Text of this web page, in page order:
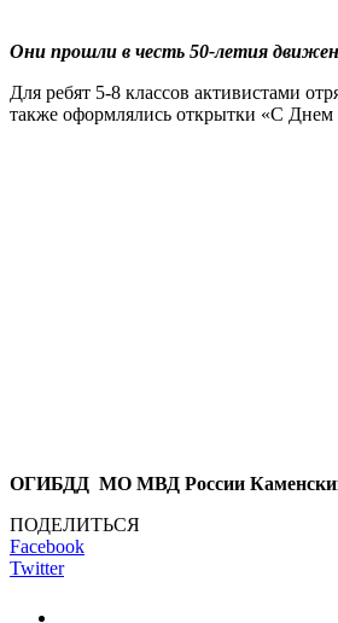
Они прошли в честь 50-летия
Для ребят 5-8 классов активистами
также оформлялись открытки «С
ОГИБДД МО МВД России
ПОДЕЛИТЬСЯ
Facebook
Twitter